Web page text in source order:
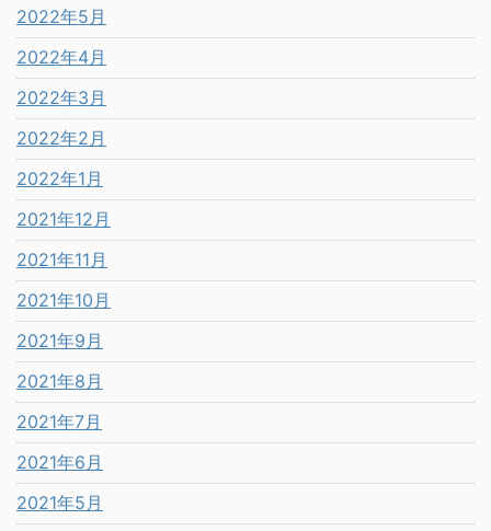
2022年5月
2022年4月
2022年3月
2022年2月
2022年1月
2021年12月
2021年11月
2021年10月
2021年9月
2021年8月
2021年7月
2021年6月
2021年5月